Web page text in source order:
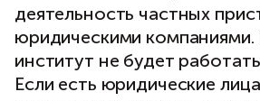
деятельность частных
юридическими компаниями.
институт не будет
Если есть юридические